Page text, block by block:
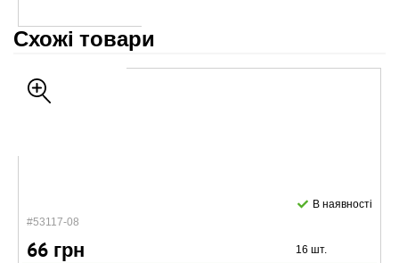
Схожі товари
#53117-08
В наявності
66 грн 16 шт.